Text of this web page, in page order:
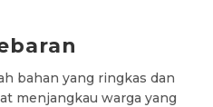
bahan yang ringkas dan
menjangkau warga yang